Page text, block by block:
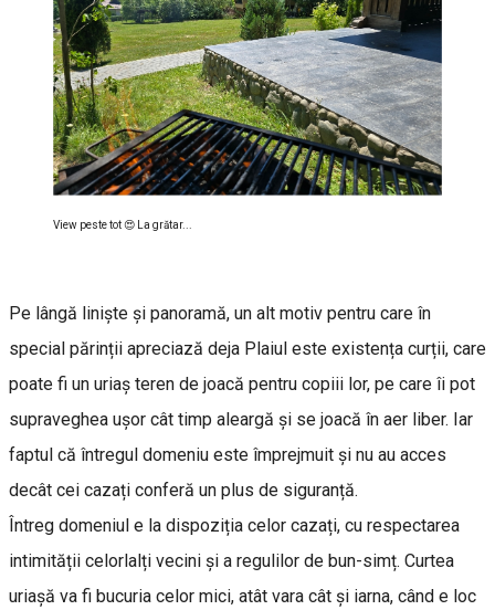
View peste tot 😍 La grătar...
Pe lângă liniște și panoramă, un alt motiv pentru care în
special părinții apreciază deja Plaiul este existența curții, care
poate fi un uriaș teren de joacă pentru copiii lor, pe care îi pot
supraveghea ușor cât timp aleargă și se joacă în aer liber. Iar
faptul că întregul domeniu este împrejmuit și nu au acces
decât cei cazați conferă un plus de siguranță.
Întreg domeniul e la dispoziția celor cazați, cu respectarea
intimității celorlalți vecini și a regulilor de bun-simț. Curtea
uriașă va fi bucuria celor mici, atât vara cât și iarna, când e loc